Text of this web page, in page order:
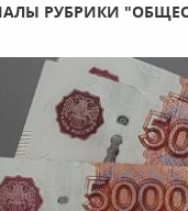
РУБРИКИ